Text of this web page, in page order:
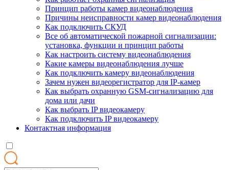
Принцип работы камер видеонаблюдения
Причины неисправности камер видеонаблюдения
Как подключить СКУД
Все об автоматической пожарной сигнализации:
установка, функции и принцип работы
Как настроить систему видеонаблюдения
Какие камеры видеонаблюдения лучше
Как подключить камеру видеонаблюдения
Зачем нужен видеорегистратор для IP-камер
Как выбрать охранную GSM-сигнализацию для
дома или дачи
Как выбрать IP видеокамеру
Как подключить IP видеокамеру
Контактная информация